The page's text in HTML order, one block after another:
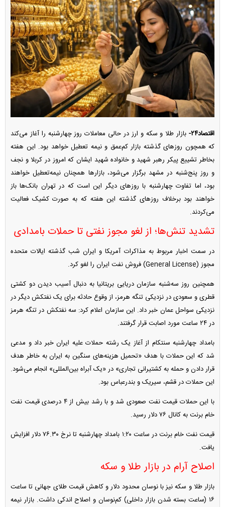
اقتصاد۲۴-
بازار طلا و سکه و ارز در حالی معاملات روز چهارشنبه را آغاز می‌کند
که همچون روز‌های گذشته بازار کم‌عمق و نیمه تعطیل خواهد بود. این هفته
بخاطر تشییع پیکر رهبر شهید و خانواده شهید ایشان که امروز در کربلا و نجف
و روز پنج‌شنبه در مشهد برگزار می‌شود، بازار‌ها همچنان نیمه‌تعطیل خواهند
بود، اما تفاوت چهارشنبه با روز‌های دیگر این است که در تهران بانک‌ها باز
خواهند بود برخلاف روز‌های گذشته این هفته که به صورت کشیک فعالیت
می‌کردند.
تشدید تنش‌ها؛ از لغو مجوز نفتی تا حملات بامدادی
در سمت اخبار مربوط به مذاکرات آمریکا و ایران شب گذشته ایالات متحده
مجوز (General License) فروش نفت ایران را لغو کرد.
همچنین روز سه‌شنبه سازمان دریایی بریتانیا به دنبال آسیب دیدن دو کشتی
قطری و سعودی در نزدیکی تنگه هرمز، از وقوع حادثه برای یک نفتکش دیگر در
نزدیکی سواحل عمان خبر داد. این سازمان اعلام کرد: سه نفتکش در تنگه هرمز
در ۲۴ ساعت مورد اصابت قرار گرفتند.
بامداد چهارشنبه سنتکام از آغاز یک رشته حملات علیه ایران خبر داد و مدعی
شد که این حملات با هدف «تحمیل هزینه‌های سنگین به ایران به خاطر هدف
قرار دادن و حمله به کشتیرانی تجاری» در «یک آبراه بین‌المللی» انجام می‌شود.
این حملات در قشم، سیریک و بندرعباس بود.
با این حملات قیمت نفت صعودی شد و با رشد بیش از ۴ درصدی قیمت نفت
خام برنت به کانال ۷۶ دلار رسید.
قیمت نفت خام برنت در ساعت ۱:۲۰ بامداد چهارشنبه تا نرخ ۷۶.۳۰ دلار افزایش
یافت.
اصلاح آرام در بازار طلا و سکه
بازار طلا و سکه نیز با نوسان محدود دلار و کاهش قیمت طلای جهانی تا ساعت
۱۶ (ساعت بسته شدن بازار داخلی) کم‌نوسان و اصلاح اندکی داشت. بازار نیمه